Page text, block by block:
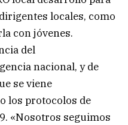
locales, como
con jóvenes.
del
nacional, y de
se viene
los protocolos de
«Nosotros seguimos